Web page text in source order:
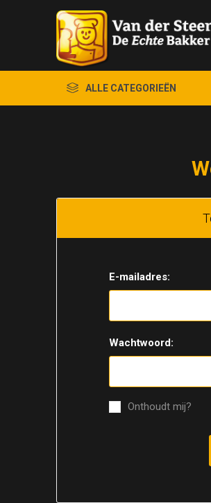
ALLE CATEGORIEËN
E-mailadres:
Wachtwoord:
Onthoudt mij?